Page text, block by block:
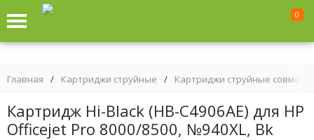
0
Главная / Картриджи струйные / Картриджи струйные
Картридж Hi-Black (HB-C4906AE) для HP
Officejet Pro 8000/8500, №940XL, Bk